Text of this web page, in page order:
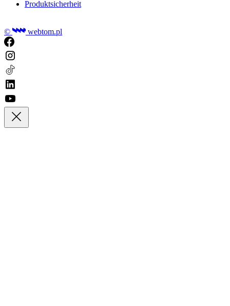
Produktsicherheit
© webtom.pl